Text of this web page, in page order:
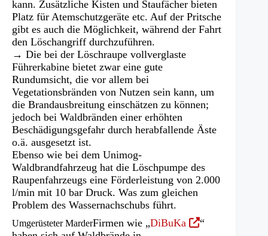
kann. Zusätzliche Kisten und Staufächer bieten
Platz für Atemschutzgeräte etc. Auf der Pritsche
gibt es auch die Möglichkeit, während der Fahrt
den Löschangriff durchzuführen.
→ Die bei der Löschraupe vollverglaste
Führerkabine bietet zwar eine gute
Rundumsicht, die vor allem bei
Vegetationsbränden von Nutzen sein kann, um
die Brandausbreitung einschätzen zu können;
jedoch bei Waldbränden einer erhöhten
Beschädigungsgefahr durch herabfallende Äste
o.ä. ausgesetzt ist.
Ebenso wie bei dem Unimog-
Waldbrandfahrzeug hat die Löschpumpe des
Raupenfahrzeugs eine Förderleistung von 2.000
l/min mit 10 bar Druck. Was zum gleichen
Problem des Wassernachschubs führt.
Umgerüsteter MarderFirmen wie „DiBuKa (Öffnet
“